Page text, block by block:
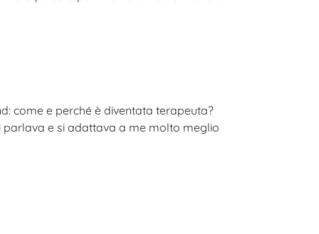
come e perché è diventata terapeuta?
parlava e si adattava a me molto meglio